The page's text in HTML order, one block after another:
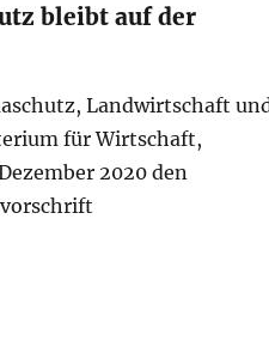
bleibt auf der
Landwirtschaft
für Wirtschaft,
2020 den
Windenergie